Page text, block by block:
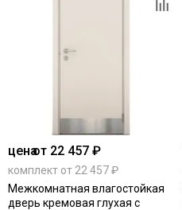
ценаот 22 457 ₽
комплект от 22 457 ₽
Межкомнатная влагостойкая
дверь кремовая глухая с